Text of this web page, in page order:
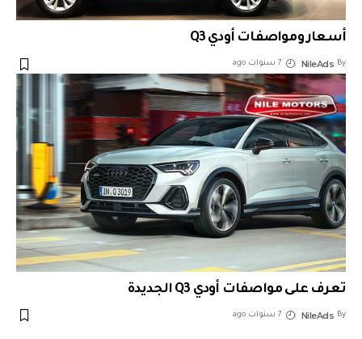
أسعار ومواصفات أودي Q3
By
NileAds 7 سنوات ago
تعرف على مواصفات أودي Q3 الجديدة
By
NileAds 7 سنوات ago